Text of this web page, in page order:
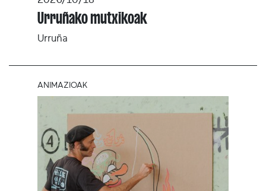
Urruñako mutxikoak
Urruña
ANIMAZIOAK